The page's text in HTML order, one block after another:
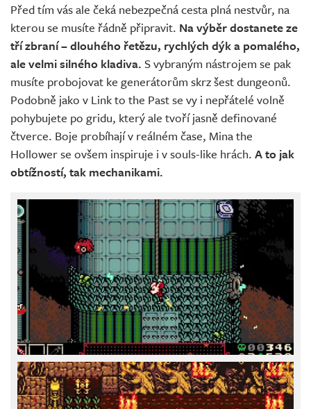
Před tím vás ale čeká nebezpečná cesta plná nestvůr, na
kterou se musíte řádně připravit. Na výběr dostanete ze
tří zbraní – dlouhého řetězu, rychlých dýk a pomalého,
ale velmi silného kladiva. S vybraným nástrojem se pak
musíte probojovat ke generátorům skrz šest dungeonů.
Podobně jako v Link to the Past se vy i nepřátelé volně
pohybujete po gridu, který ale tvoří jasně definované
čtverce. Boje probíhají v reálném čase, Mina the
Hollower se ovšem inspiruje i v souls-like hrách. A to jak
obtížností, tak mechanikami.